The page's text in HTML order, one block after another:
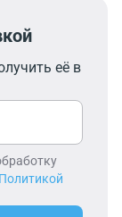
её в
Политикой